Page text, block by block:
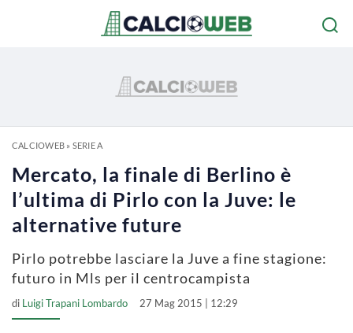
CALCIOWEB» SERIE A
Mercato, la finale di Berlino è
l’ultima di Pirlo con la Juve: le
alternative future
Pirlo potrebbe lasciare la Juve a fine stagione:
futuro in Mls per il centrocampista
di Luigi Trapani Lombardo 27 Mag 2015 | 12:29